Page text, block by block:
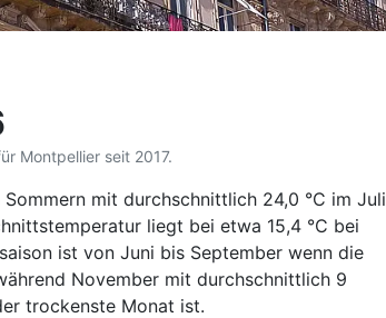
Montpellier seit 2017.
mit durchschnittlich 24,0 °C im Juli
liegt bei etwa 15,4 °C bei
ist von Juni bis September wenn die
November mit durchschnittlich 9
trockenste Monat ist.